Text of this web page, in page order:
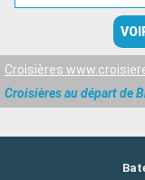
Croisières
Croisières au départ de